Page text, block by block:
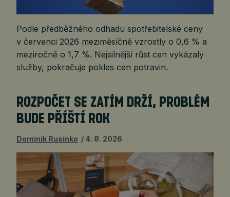
Podle předběžného odhadu spotřebitelské ceny
v červenci 2026 meziměsíčně vzrostly o 0,6 % a
meziročně o 1,7 %. Nejsilnější růst cen vykázaly
služby, pokračuje pokles cen potravin.
ROZPOČET SE ZATÍM DRŽÍ, PROBLÉM
BUDE PŘÍŠTÍ ROK
Dominik Rusinko 4. 8. 2026